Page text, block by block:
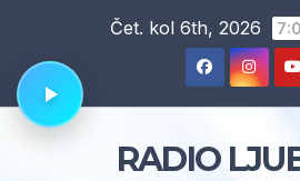
content
Čet. kol 6th, 2026
RADIO